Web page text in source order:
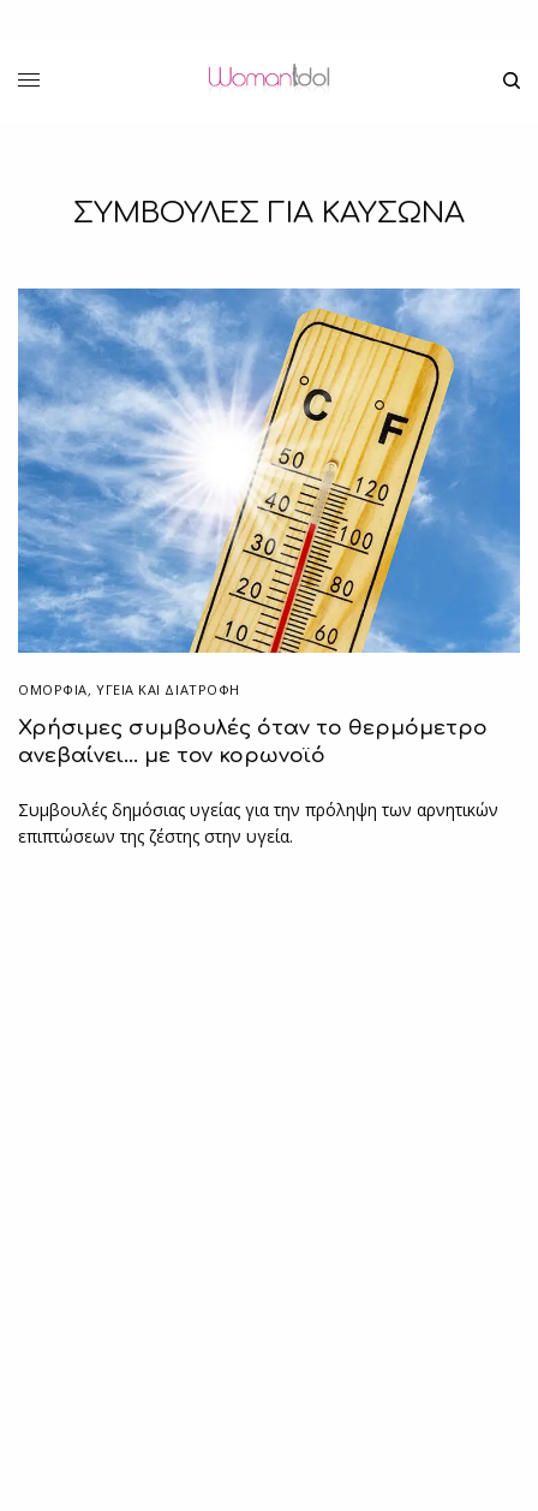
ΣΥΜΒΟΥΛΕΣ ΓΙΑ ΚΑΥΣΩΝΑ
ΟΜΟΡΦΙΑ, ΥΓΕΊΑ ΚΑΙ ΔΙΑΤΡΟΦΉ
Χρήσιμες συμβουλές όταν το θερμόμετρο
ανεβαίνει… με τον κορωνοϊό
Συμβουλές δημόσιας υγείας για την πρόληψη των αρνητικών
επιπτώσεων της ζέστης στην υγεία.